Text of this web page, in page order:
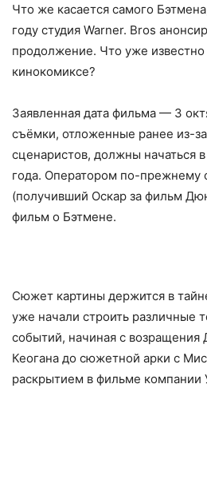
Что же касается самого
году студия Warner. Bros
продолжение. Что уже
кинокомиксе?
Заявленная дата фильма — 3
съёмки, отложенные ранее из-за
сценаристов, должны начаться
года. Оператором по-прежнему
(получивший Оскар за фильм
фильм о Бэтмене.
Сюжет картины держится в
уже начали строить различные
событий, начиная с
Кеогана до сюжетной арки с
раскрытием в фильме компании